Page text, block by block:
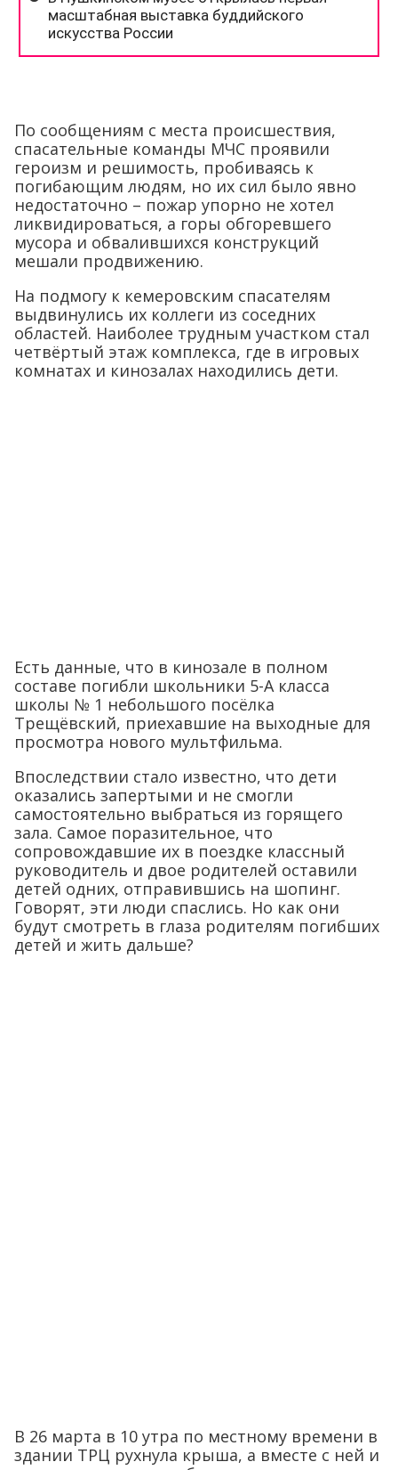
По сообщениям с места происшествия,
спасательные команды МЧС проявили
героизм и решимость, пробиваясь к
погибающим людям, но их сил было явно
недостаточно – пожар упорно не хотел
ликвидироваться, а горы обгоревшего
мусора и обвалившихся конструкций
мешали продвижению.
На подмогу к кемеровским спасателям
выдвинулись их коллеги из соседних
областей. Наиболее трудным участком стал
четвёртый этаж комплекса, где в игровых
комнатах и кинозалах находились дети.
Есть данные, что в кинозале в полном
составе погибли школьники 5-А класса
школы № 1 небольшого посёлка
Трещёвский, приехавшие на выходные для
просмотра нового мультфильма.
Впоследствии стало известно, что дети
оказались запертыми и не смогли
самостоятельно выбраться из горящего
зала. Самое поразительное, что
сопровождавшие их в поездке классный
руководитель и двое родителей оставили
детей одних, отправившись на шопинг.
Говорят, эти люди спаслись. Но как они
будут смотреть в глаза родителям погибших
детей и жить дальше?
В 26 марта в 10 утра по местному времени в
здании ТРЦ рухнула крыша, а вместе с ней и